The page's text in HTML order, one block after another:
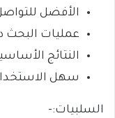
الأفضل
عمليات البحث
النتائج
سهل
السلبيات:-